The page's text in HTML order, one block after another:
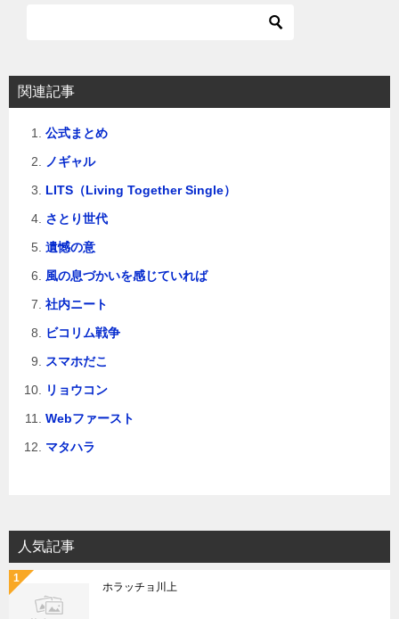
関連記事
公式まとめ
ノギャル
LITS（Living Together Single）
さとり世代
遺憾の意
風の息づかいを感じていれば
社内ニート
ビコリム戦争
スマホだこ
リョウコン
Webファースト
マタハラ
人気記事
ホラッチョ川上